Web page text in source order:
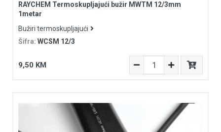
RAYCHEM Termoskupljajući bužir MWTM 12/3mm
1metar
Bužiri termoskupljajući
Šifra: WCSM 12/3
9,50 KM